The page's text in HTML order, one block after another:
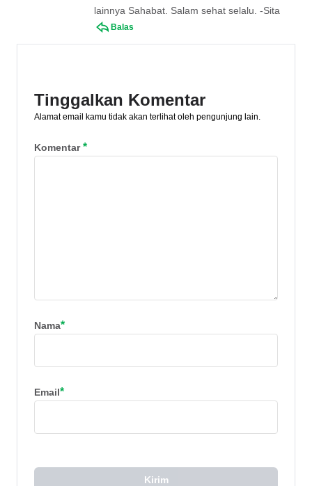
lainnya Sahabat. Salam sehat selalu. -Sita
Balas
Tinggalkan Komentar
Alamat email kamu tidak akan terlihat oleh pengunjung lain.
Komentar*
Nama*
Email*
Kirim